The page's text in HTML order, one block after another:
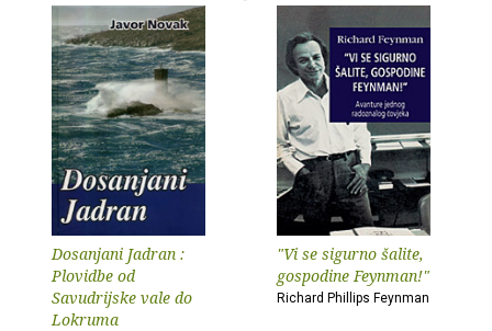
Dosanjani Jadran :
Plovidbe od
Savudrijske vale do
Lokruma
"Vi se sigurno šalite,
gospodine Feynman!"
Richard Phillips Feynman